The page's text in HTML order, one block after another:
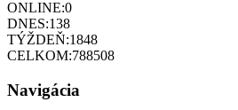
ONLINE:0
DNES:138
TÝŽDEŇ:1848
CELKOM:788508
Navigácia